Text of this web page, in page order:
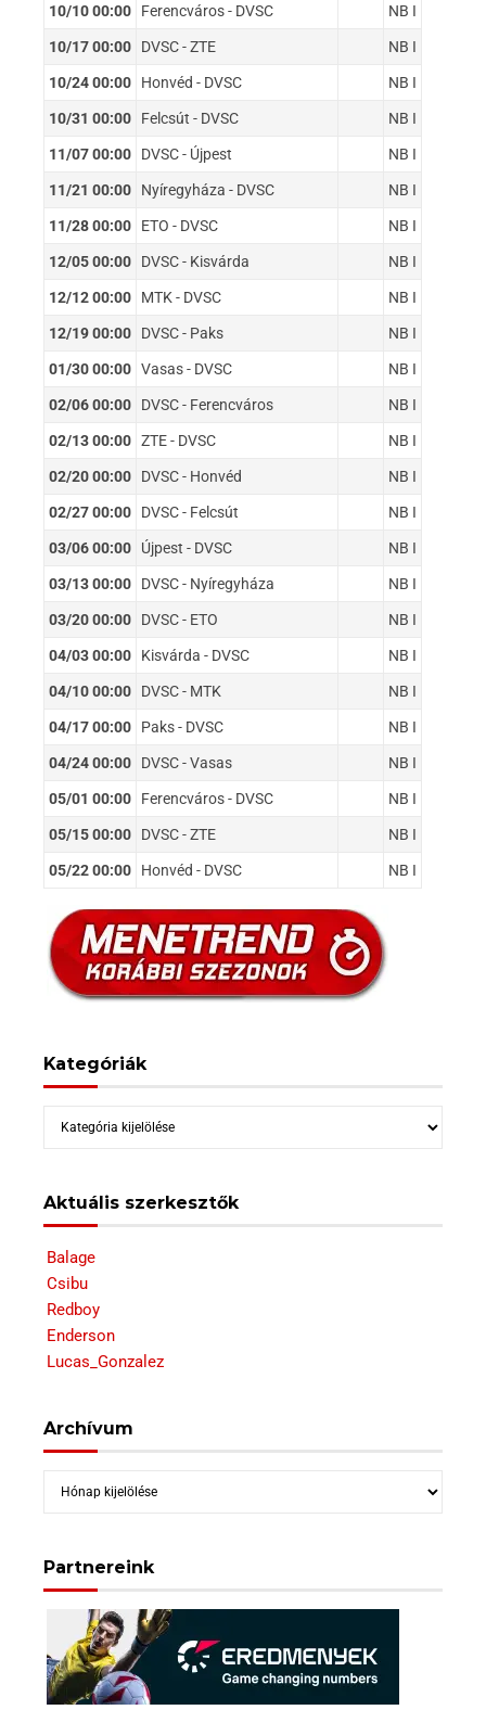
10/10 00:00 Ferencváros - DVSC NB I
10/17 00:00 DVSC - ZTE NB I
10/24 00:00 Honvéd - DVSC NB I
10/31 00:00 Felcsút - DVSC NB I
11/07 00:00 DVSC - Újpest NB I
11/21 00:00 Nyíregyháza - DVSC NB I
11/28 00:00 ETO - DVSC NB I
12/05 00:00 DVSC - Kisvárda NB I
12/12 00:00 MTK - DVSC NB I
12/19 00:00 DVSC - Paks NB I
01/30 00:00 Vasas - DVSC NB I
02/06 00:00 DVSC - Ferencváros NB I
02/13 00:00 ZTE - DVSC NB I
02/20 00:00 DVSC - Honvéd NB I
02/27 00:00 DVSC - Felcsút NB I
03/06 00:00 Újpest - DVSC NB I
03/13 00:00 DVSC - Nyíregyháza NB I
03/20 00:00 DVSC - ETO NB I
04/03 00:00 Kisvárda - DVSC NB I
04/10 00:00 DVSC - MTK NB I
04/17 00:00 Paks - DVSC NB I
04/24 00:00 DVSC - Vasas NB I
05/01 00:00 Ferencváros - DVSC NB I
05/15 00:00 DVSC - ZTE NB I
05/22 00:00 Honvéd - DVSC NB I
Kategóriák
Kategóriák
Aktuális szerkesztők
Balage
Csibu
Redboy
Enderson
Lucas_Gonzalez
Archívum
Archívum
Partnereink